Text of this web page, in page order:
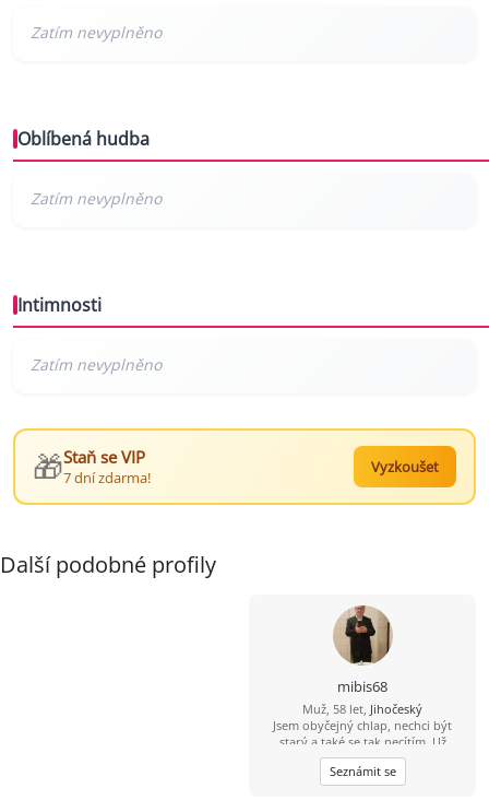
Oblíbená hudba
Intimnosti
🎁Staň se VIP
7 dní zdarma!
Vyzkoušet
Další podobné profily
mibis68
Muž, 58 let, Jihočeský
Jsem obyčejný chlap, nechci být
starý a také se tak necítím. Už
dlouho jsem někomu neřekl
"miláčku, lásko". Chtěl bych poznat
spíše štíhlou ženu, která by to chtěla
Seznámit se